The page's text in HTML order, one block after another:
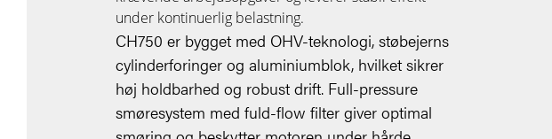
under kontinuerlig belastning.
CH750 er bygget med OHV-teknologi, støbejerns
cylinderforinger og aluminiumblok, hvilket sikrer
høj holdbarhed og robust drift. Full-pressure
smøresystem med fuld-flow filter giver optimal